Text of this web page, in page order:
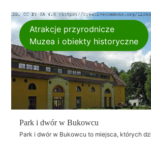
Park i dwór w Bukowcu
Park i dwór w Bukowcu to miejsca, których
Atrakcje przyrodnicze
Muzea i obiekty historyczne